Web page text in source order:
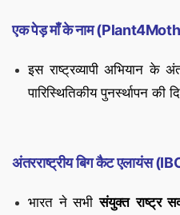
एक पेड़ माँ के नाम
इस राष्ट्रव्यापी अभियान के
पारिस्थितिकीय पुनर्स्थापन
अंतरराष्ट्रीय बिग कैट एलायंस
भारत ने सभीसंयुक्त राष्ट्र